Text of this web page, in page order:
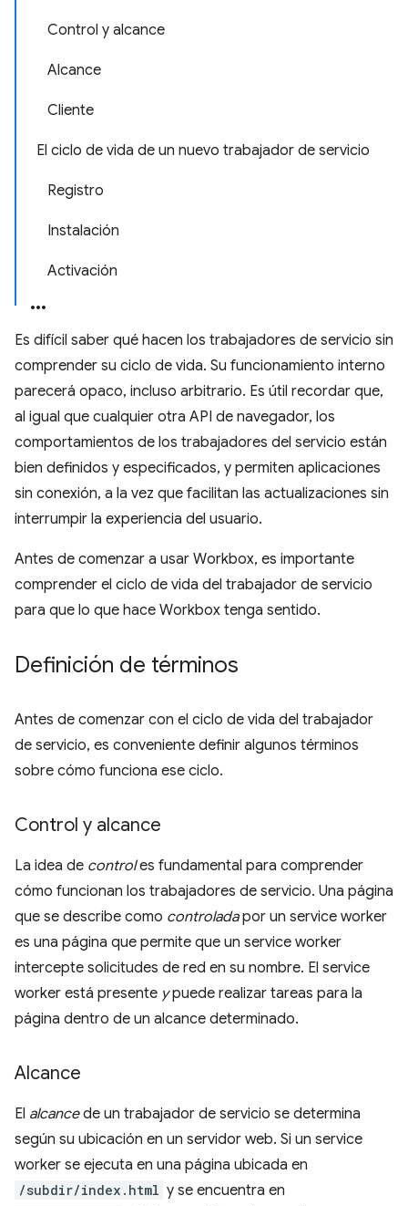
Control y alcance
Alcance
Cliente
El ciclo de vida de un nuevo trabajador de servicio
Registro
Instalación
Activación
Es difícil saber qué hacen los trabajadores de servicio sin
comprender su ciclo de vida. Su funcionamiento interno
parecerá opaco, incluso arbitrario. Es útil recordar que,
al igual que cualquier otra API de navegador, los
comportamientos de los trabajadores del servicio están
bien definidos y especificados, y permiten aplicaciones
sin conexión, a la vez que facilitan las actualizaciones sin
interrumpir la experiencia del usuario.
Antes de comenzar a usar Workbox, es importante
comprender el ciclo de vida del trabajador de servicio
para que lo que hace Workbox tenga sentido.
Definición de términos
Antes de comenzar con el ciclo de vida del trabajador
de servicio, es conveniente definir algunos términos
sobre cómo funciona ese ciclo.
Control y alcance
La idea de controles fundamental para comprender
cómo funcionan los trabajadores de servicio. Una página
que se describe como controladapor un service worker
es una página que permite que un service worker
intercepte solicitudes de red en su nombre. El service
worker está presente ypuede realizar tareas para la
página dentro de un alcance determinado.
Alcance
El alcancede un trabajador de servicio se determina
según su ubicación en un servidor web. Si un service
worker se ejecuta en una página ubicada en
/subdir/index.html y se encuentra en